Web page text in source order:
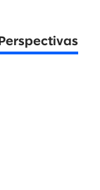
Perspectivas